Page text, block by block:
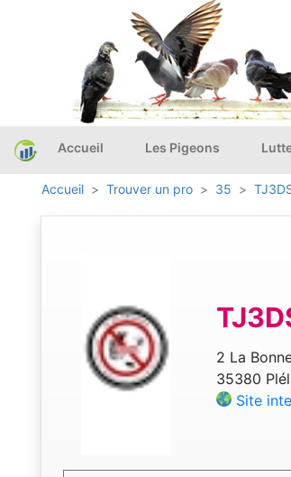
Accueil Les Pigeons
Accueil Trouver un pro 35
2 La
35380
Site